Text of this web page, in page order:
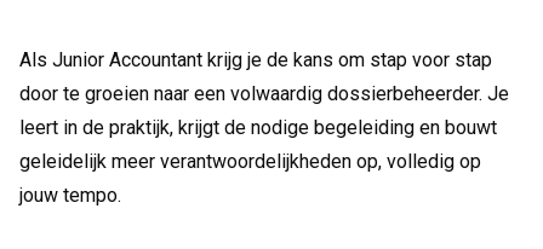
Als Junior Accountant krijg je de kans om stap voor stap
door te groeien naar een volwaardig dossierbeheerder. Je
leert in de praktijk, krijgt de nodige begeleiding en bouwt
geleidelijk meer verantwoordelijkheden op, volledig op
jouw tempo.